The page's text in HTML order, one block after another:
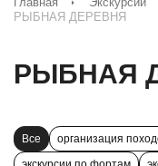
РЫБНАЯ ДЕРЕВНЯ
РЫБНАЯ
Все организация